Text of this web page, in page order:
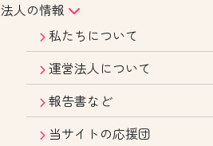
法人の情報
私たちについて
運営法人について
報告書など
当サイトの応援団